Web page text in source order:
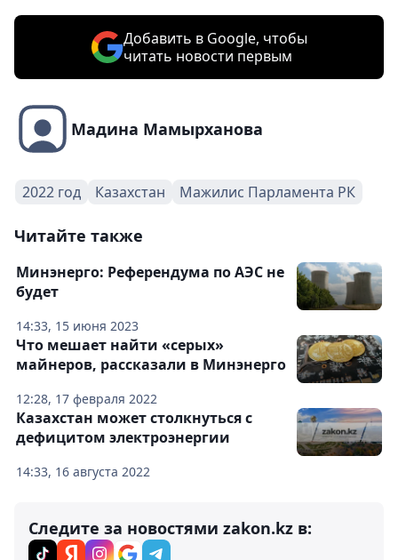
Добавить в Google, чтобы
читать новости первым
Мадина Мамырханова
2022 год Казахстан Мажилис Парламента РК
Читайте также
14:33, 15 июня 2023
Минэнерго: Референдума по АЭС не
будет
12:28, 17 февраля 2022
Что мешает найти «серых»
майнеров, рассказали в Минэнерго
14:33, 16 августа 2022
Казахстан может столкнуться с
дефицитом электроэнергии
Следите за новостями zakon.kz в: